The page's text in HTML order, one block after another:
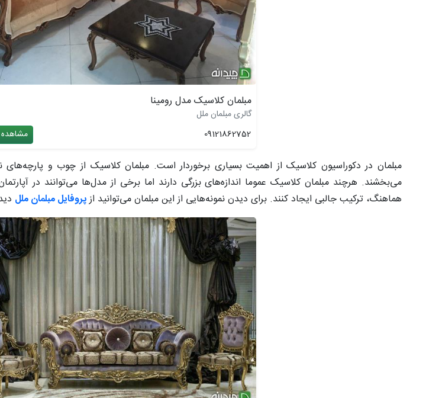
مبلمان کلاسیک مدل رومینا
گالری مبلمان ملل
09121862752
مشاهده
مبلمان در دکوراسیون کلاسیک از اهمیت بسیاری برخوردار است. مبلمان کلاسیک از چوب و
می‌بخشند. هرچند مبلمان کلاسیک عموما اندازه‌های بزرگی دارند اما برخی از مدل‌ها می‌توانند در
هماهنگ، ترکیب جالبی ایجاد کنند. برای دیدن نمونه‌هایی از این مبلمان می‌توانید ازپروفایل مبلمان ملل